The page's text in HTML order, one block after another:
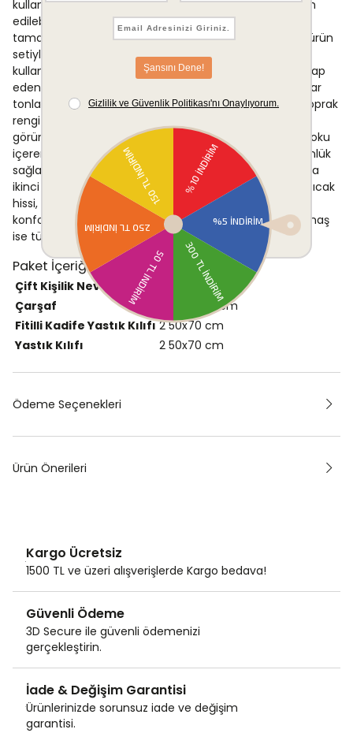
kullanım hem de misafir odası düzenlemelerinde tercih
edilebilir. Çarşaf ve dört adet yastık kılıfından oluşan
tamamlayıcı parçaları sayesinde yatak odanızı tek bir ürün
setiyle döşemek mümkündür. Yatak örtüsü olarak da
kullanılabilmesi, ürünü farklı dekorasyon tercihlerine hitap
eden çok amaçlı bir tekstil ürünü hâline getirir. Sonbahar
tonlarındaki yaprak ve çiçek motifli desen, nötr veya toprak
rengi ağırlıklı yatak odası dekorasyonlarıyla uyumlu bir
görünüm oluşturur. Özellikle ahşap mobilya ve doğal doku
içeren iç mekân düzenlemeleriyle estetik açıdan bütünlük
sağlar. Hem birincil yatak odalarında hem de yazlık veya
ikinci konutlarda rahatlıkla kullanılabilir. Kadife yüzeyin sıcak
hissi, özellikle sonbahar ve kış aylarında yatak odası
konforunu artırmaya katkı sağlar; pamuk içerikli alt kumaş
ise tüm mevsim kullanımına elverişli bir denge sunar.
Paket İçeriği
Çift Kişilik Nevresim
200x220 cm
Çarşaf
240x260 cm
Fitilli Kadife Yastık Kılıfı 2 50x70 cm
Yastık Kılıfı
2 50x70 cm
Ödeme Seçenekleri
Ürün Önerileri
Kargo Ücretsiz
1500 TL ve üzeri alışverişlerde Kargo bedava!
Güvenli Ödeme
3D Secure ile güvenli ödemenizi
gerçekleştirin.
İade & Değişim Garantisi
Ürünlerinizde sorunsuz iade ve değişim
garantisi.